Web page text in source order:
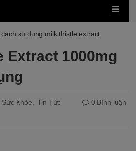
cach su dung milk thistle extract
Extract 1000mg
Sức Khỏe Tin Tức
0 Bình luận